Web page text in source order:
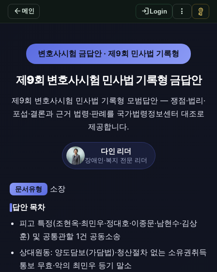
arrow_back 메인 login Login more_vert vpn_key
변호사시험 금답안 · 제9회 민사법 기록형
제9회 변호사시험 민사법 기록형 금답안
제9회 변호사시험 민사법 기록형 모범답안 — 쟁점·법리·
포섭·결론과 근거 법령·판례를 국가법령정보센터 대조로
제공합니다.
다인 리더
장애인·복지 전문 리더
문서유형
소장
답안 목차
피고 특정(조현옥·최민우·정대호·이종문·남현수·김상
훈) 및 공통관할 1건 공동소송
상대원동: 양도담보(가담법)·청산절차 없는 소유권취득
통보 무효·악의 최민우 등기 말소